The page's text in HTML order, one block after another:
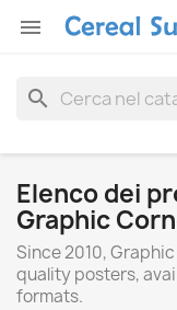

search
Elenco dei
Graphic
Since 2010,
quality posters,
formats.